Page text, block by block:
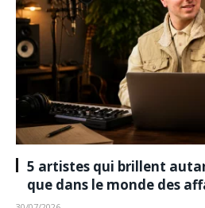
5 artistes qui brillent
que dans le monde des